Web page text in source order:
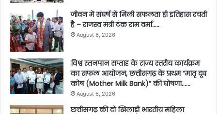
जीवन में संघर्ष से मिली सफलता ही इतिहास रचती
है – राजस्व मंत्री टंक राम वर्मा…..
August 6, 2026
विश्व स्तनपान सप्ताह के राज्य स्तरीय कार्यक्रम
का सफल आयोजन, छत्तीसगढ़ के प्रथम “मातृ दूध
कोष (Mother Milk Bank)” की घोषणा……
August 6, 2026
छत्तीसगढ़ की दो खिलाड़ी भारतीय महिला